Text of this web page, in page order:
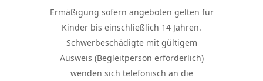
Ermäßigung sofern angeboten gelten für
Kinder bis einschließlich 14 Jahren.
Schwerbeschädigte mit gültigem
Ausweis (Begleitperson erforderlich)
wenden sich telefonisch an die